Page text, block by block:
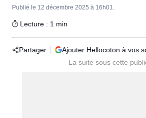
Publié le 12 décembre 2025 à 16h01.
Lecture : 1 min
Partager Ajouter Hellocoton à vos